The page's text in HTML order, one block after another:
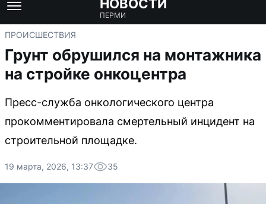
НОВОСТИ
ПЕРМИ
ПРОИСШЕСТВИЯ
Грунт обрушился на монтажника
на стройке онкоцентра
Пресс-служба онкологического центра
прокомментировала смертельный инцидент на
строительной площадке.
19 марта, 2026, 13:37 35